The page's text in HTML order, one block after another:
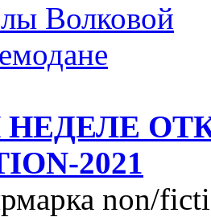
Волковой
НЕДЕЛЕ
2021
non/